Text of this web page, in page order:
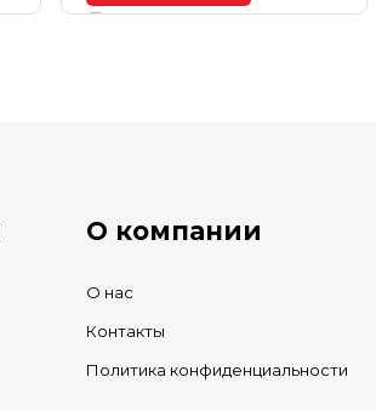
О компании
О нас
Контакты
Политика конфиденциальности